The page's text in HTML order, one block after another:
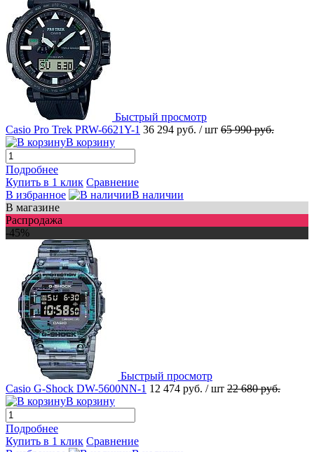
Быстрый просмотр
Casio Pro Trek PRW-6621Y-1 36 294 руб. / шт 65 990 руб.
В корзину
Подробнее
Купить в 1 клик Сравнение
В избранное
В наличии
В магазине
Распродажа
-45%
Быстрый просмотр
Casio G-Shock DW-5600NN-1 12 474 руб. / шт 22 680 руб.
В корзину
Подробнее
Купить в 1 клик Сравнение